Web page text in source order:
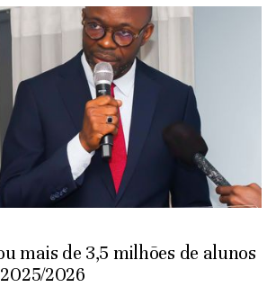
mais de 3,5 milhões de alunos
2026